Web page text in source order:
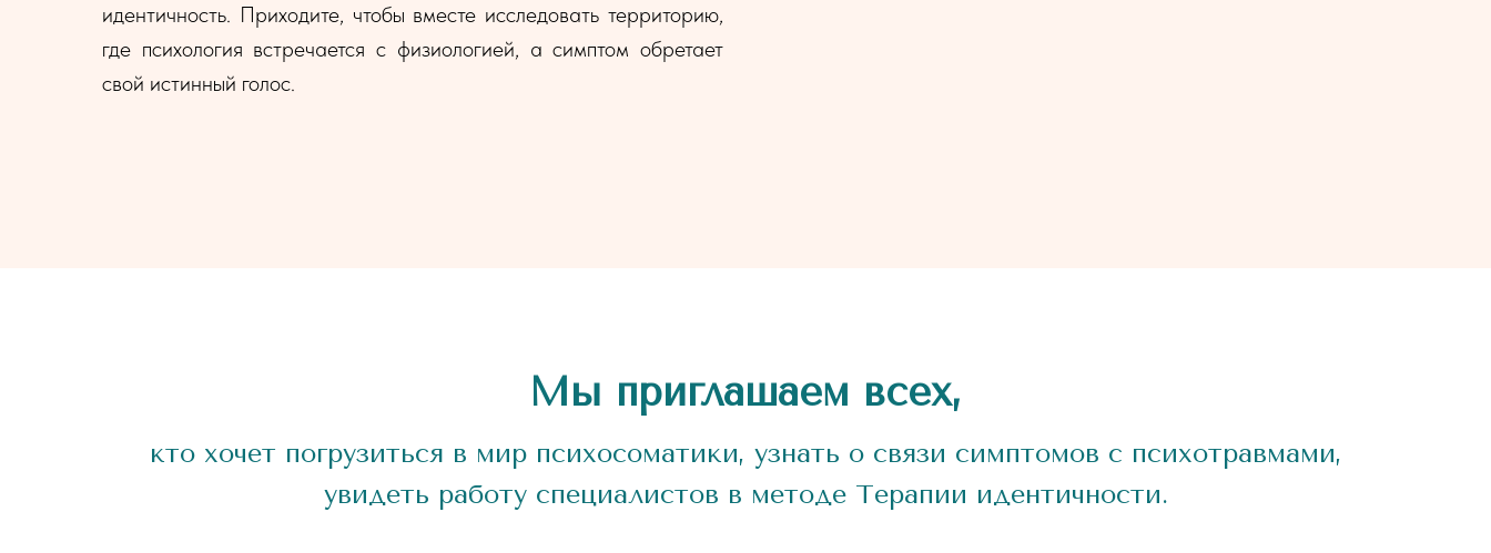
идентичность. Приходите, чтобы вместе исследовать территорию,
где психология встречается с физиологией, а симптом обретает
свой истинный голос.
Мы приглашаем всех,
кто хочет погрузиться в мир психосоматики, узнать о связи симптомов с психотравмами,
увидеть работу специалистов в методе Терапии идентичности.